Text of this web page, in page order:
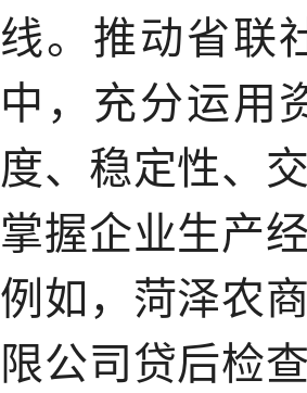
线。推动省联
中，充分运用
度、稳定性、
掌握企业生产
例如，菏泽农
限公司贷后检